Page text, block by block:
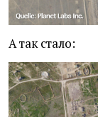
А так стало: